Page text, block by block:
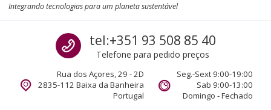
Integrando tecnologias para um planeta sustentável
Call us
tel:+351 93 508 85 40
Telefone para pedido preços
Rua dos Açores, 29 - 2D
2835-112 Baixa da Banheira
Portugal
Seg.-Sext 9:00-19:00
Sab 9:00-13:00
Domingo - Fechado